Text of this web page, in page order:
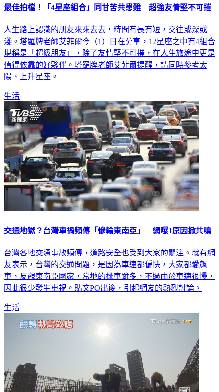
最佳拍檔！「4星座組合」同甘苦共患難 超強友情堅不可摧
人生路上認識的朋友來來去去，時間有長有短，交往或深或
淺。塔羅牌老師艾菲爾今（1）日在分享，12星座之中有4組合
堪稱是「超級朋友」，除了友情堅不可摧，在人生旅途中更是
值得依靠的好夥伴。塔羅牌老師艾菲爾提醒，請同時參考太
陽、上升星座。
生活
交通地獄？台灣車禍頻傳「慘輸東南亞」 網曝1原因掀共鳴
台灣各地交通事故頻傳，道路安全也受到大家的關注。就有網
友表示，台灣的交通問題，是因為車速都偏快，大家都愛飆
車，反觀東南亞國家，當地的機車雖多，不過由於車速很慢，
因此很少發生車禍。貼文PO出後，引起網友的熱烈討論。
生活